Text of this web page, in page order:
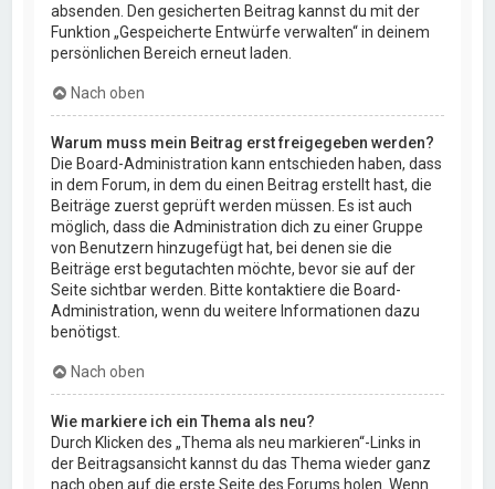
absenden. Den gesicherten Beitrag kannst du mit der
Funktion „Gespeicherte Entwürfe verwalten“ in deinem
persönlichen Bereich erneut laden.
Nach oben
Warum muss mein Beitrag erst freigegeben werden?
Die Board-Administration kann entschieden haben, dass
in dem Forum, in dem du einen Beitrag erstellt hast, die
Beiträge zuerst geprüft werden müssen. Es ist auch
möglich, dass die Administration dich zu einer Gruppe
von Benutzern hinzugefügt hat, bei denen sie die
Beiträge erst begutachten möchte, bevor sie auf der
Seite sichtbar werden. Bitte kontaktiere die Board-
Administration, wenn du weitere Informationen dazu
benötigst.
Nach oben
Wie markiere ich ein Thema als neu?
Durch Klicken des „Thema als neu markieren“-Links in
der Beitragsansicht kannst du das Thema wieder ganz
nach oben auf die erste Seite des Forums holen. Wenn